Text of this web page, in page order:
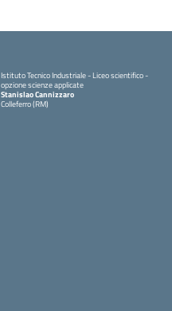
Istituto Tecnico Industriale - Liceo scientifico -
opzione scienze applicate
Stanislao Cannizzaro
Colleferro (RM)